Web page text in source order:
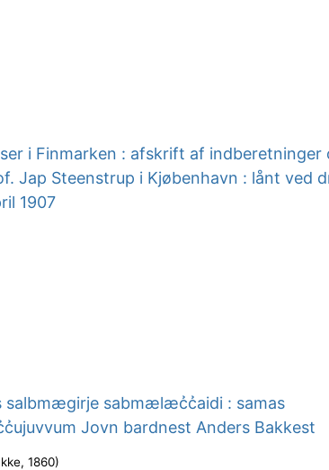
i Finmarken : afskrift af indberetninger
Jap Steenstrup i Kjøbenhavn : lånt ved
1907
sabmælæc̉c̉aidi : samas
Jovn bardnest Anders Bakkest
,1860)